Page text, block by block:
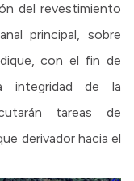
del revestimiento
principal, sobre
con el fin de
integridad de la
tareas de
derivador hacia el